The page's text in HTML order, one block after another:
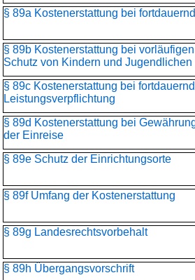
§ 89a Kostenerstattung bei
§ 89b Kostenerstattung bei
Schutz von Kindern und Jugendlichen
§ 89c Kostenerstattung bei
Leistungsverpflichtung
§ 89d Kostenerstattung bei
der Einreise
§ 89e Schutz der Einrichtungsorte
§ 89f Umfang der Kostenerstattung
§ 89g Landesrechtsvorbehalt
§ 89h Übergangsvorschrift